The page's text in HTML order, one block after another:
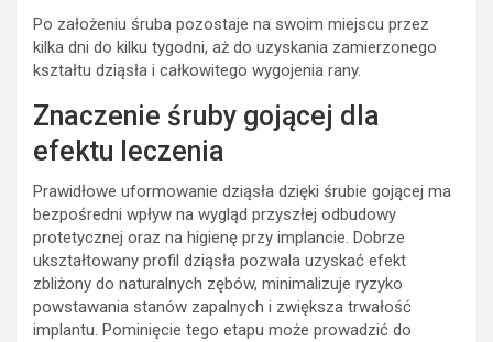
Po założeniu śruba pozostaje na swoim miejscu przez
kilka dni do kilku tygodni, aż do uzyskania zamierzonego
kształtu dziąsła i całkowitego wygojenia rany.
Znaczenie śruby gojącej dla
efektu leczenia
Prawidłowe uformowanie dziąsła dzięki śrubie gojącej ma
bezpośredni wpływ na wygląd przyszłej odbudowy
protetycznej oraz na higienę przy implancie. Dobrze
ukształtowany profil dziąsła pozwala uzyskać efekt
zbliżony do naturalnych zębów, minimalizuje ryzyko
powstawania stanów zapalnych i zwiększa trwałość
implantu. Pominięcie tego etapu może prowadzić do